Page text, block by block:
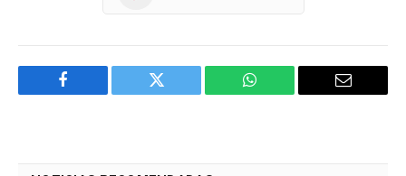
Facebook Twitter WhatsApp Email